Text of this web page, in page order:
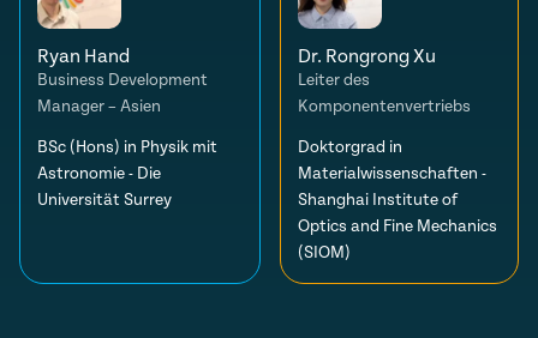
Ryan Hand
Business Development
Manager – Asien
BSc (Hons) in Physik mit
Astronomie - Die
Universität Surrey
Dr. Rongrong Xu
Leiter des
Komponentenvertriebs
Doktorgrad in
Materialwissenschaften -
Shanghai Institute of
Optics and Fine Mechanics
(SIOM)